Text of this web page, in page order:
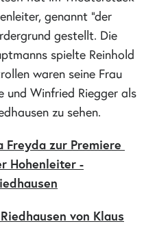
genannt "der
gestellt. Die
spielte Reinhold
waren seine Frau
und Winfried Riegger als
zu sehen.
zur Premiere
Hohenleiter -
von Klaus